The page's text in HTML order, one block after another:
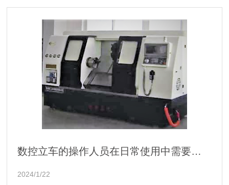
数控立车的操作人员在日常使用中需要注意以下几点
2024/1/22